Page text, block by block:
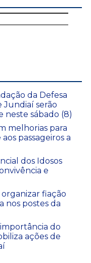
da Defesa
Jundiaí serão
sábado (8)
melhorias para
passageiros a
dos Idosos
e
fiação
nos postes da
do
ações de